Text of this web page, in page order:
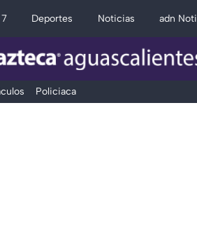
Deportes Noticias adn
Policiaca